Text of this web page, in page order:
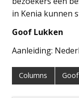
in Kenia kunnen
Goof Lukken
Aanleiding:
Columns